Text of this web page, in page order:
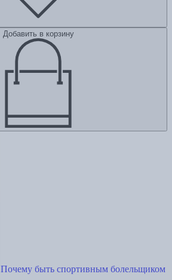
Добавить в корзину
Почему быть спортивным болельщиком